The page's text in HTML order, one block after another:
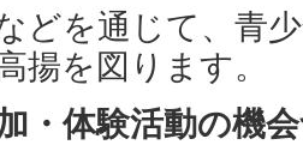
どを通じて、青
揚を図ります。
・体験活動の機